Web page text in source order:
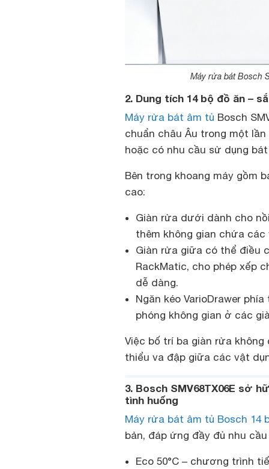
Máy rửa bát Bosch
2. Dung tích 14 bộ đồ ăn –
Máy rửa bát âm tủ Bosch
chuẩn châu Âu trong một
hoặc có nhu cầu sử dụng
Bên trong khoang máy gồm
cao:
Giàn rửa dưới dành cho
thêm không gian chứa
Giàn rửa giữa có thể điều
RackMatic, cho phép xếp
dễ dàng.
Ngăn kéo VarioDrawer
phóng không gian ở các
Việc bố trí ba giàn rửa
thiểu va đập giữa các vật
3. Bosch SMV68TX06E sở
tình huống
Máy rửa bát âm tủ Bosch 14
bản, đáp ứng đầy đủ nhu
Eco 50°C – chương trình